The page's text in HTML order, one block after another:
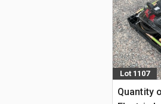
Lot 1107
Quantity